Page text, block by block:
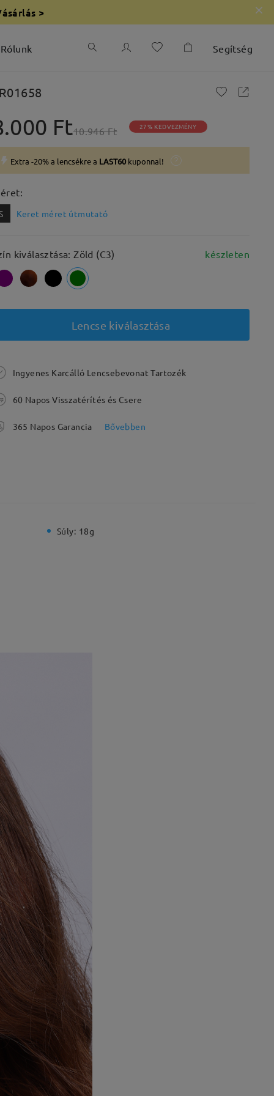
>
Rólunk Segítség
Ft10.946 Ft 27% KEDVEZMÉNY
Extra -20% a lencsékre a LAST60 kuponnal!
Keret méret útmutató
kiválasztása: Zöld (C3) készleten
Lencse kiválasztása
Ingyenes Karcálló Lencsebevonat Tartozék
60 Napos Visszatérítés és Csere
365 Napos Garancia Bővebben
Súly: 18g